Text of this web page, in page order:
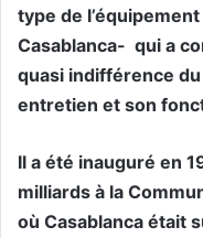
type de
Casablanca- qui a
quasi indifférence
entretien et son
Il a été inauguré en
milliards à la
où Casablanca était